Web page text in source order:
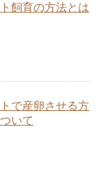
飼育の方法とは
で産卵させる方
いて